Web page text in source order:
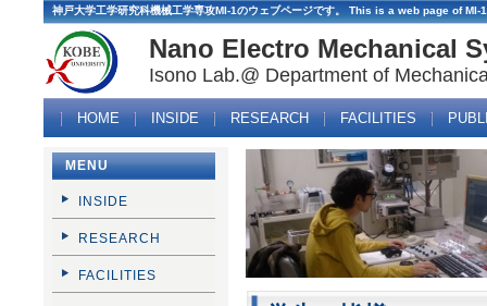
神戸大学工学研究科機械工学専攻MI-1のウェブページです。 This is a web page of
Nano Electro Mechanical
Isono Lab.@ Department of
HOME INSIDE RESEARCH FACILITIES
MENU
INSIDE
RESEARCH
FACILITIES